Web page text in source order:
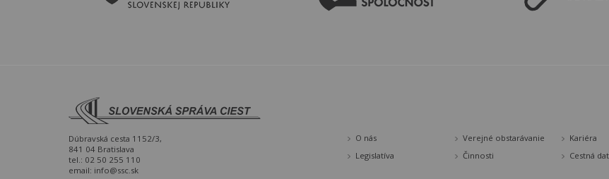
Dúbravská cesta 1152/3,
841 04 Bratislava
tel.: 02 50 255 110
email: info@ssc.sk
O nás Verejné obstarávanie Kariéra
Legislatíva
Činnosti Cestná